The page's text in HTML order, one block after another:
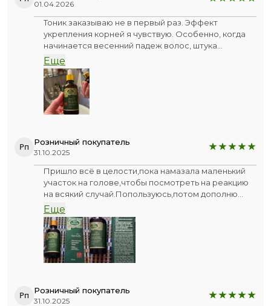
01.04.2026
Тоник заказываю не в первый раз. Эффект
укрепления корней я чувствую. Особенно, когда
начинается весенний падеж волос, штука
незаменимая. Но надо пользоваться от 6 месяцев
и больше. От одной бутылочки толку особенно не
будет. Плюс шампунь и маску этой же серии тоже
использую.
Еще
Рп Розничный покупатель
31.10.2025
Пришло всё в целости,пока намазала маленький
участок на голове,чтобы посмотреть на реакцию
на всякий случай.Попользуюсь,потом дополню
отзыв.
Еще
Рп Розничный покупатель
31.10.2025